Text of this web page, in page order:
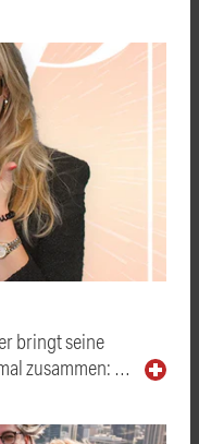
bringt seine
zusammen: …